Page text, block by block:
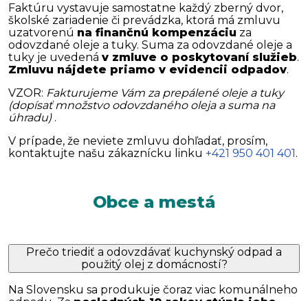
Faktúru vystavuje samostatne každý zberný dvor,
školské zariadenie či prevádzka, ktorá má zmluvu
uzatvorenú na finančnú kompenzáciu za
odovzdané oleje a tuky. Suma za odovzdané oleje a
tuky je uvedená v zmluve o poskytovaní služieb.
Zmluvu nájdete priamo v evidencii odpadov.
VZOR: Fakturujeme Vám za prepálené oleje a tuky
(dopísať množstvo odovzdaného oleja a suma na
úhradu) .
V prípade, že neviete zmluvu dohľadať, prosím,
kontaktujte našu zákaznícku linku +421 950 401 401.
Obce a mestá
Prečo triediť a odovzdávať kuchynský odpad a
použitý olej z domácností?
Na Slovensku sa produkuje čoraz viac komunálneho